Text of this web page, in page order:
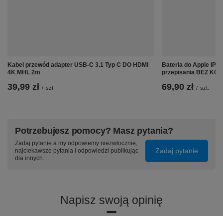
założeniem wyświetlacza❓
upewnij się, że szkło pasuje do twojego modelu
Kabel przewód adapter USB-C 3.1 Typ C DO HDMI
4K MHL 2m
39,99 zł / szt.
Bateria do Apple
przepisania BEZ
69,90 zł / szt.
Potrzebujesz pomocy? Masz pytania?
Zadaj pytanie a my odpowiemy niezwłocznie,
najciekawsze pytania i odpowiedzi publikując
dla innych.
Zadaj pytanie
Napisz swoją opinię